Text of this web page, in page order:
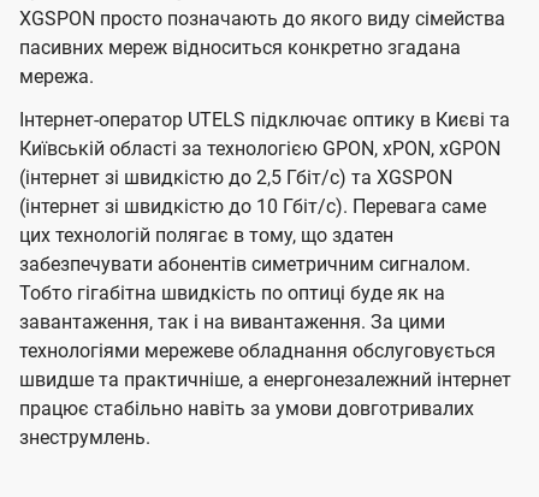
XGSPON просто позначають до якого виду сімейства
пасивних мереж відноситься конкретно згадана
мережа.
Інтернет-оператор UTELS підключає оптику в Києві та
Київській області за технологією GPON, xPON, xGPON
(інтернет зі швидкістю до 2,5 Гбіт/с) та XGSPON
(інтернет зі швидкістю до 10 Гбіт/с). Перевага саме
цих технологій полягає в тому, що здатен
забезпечувати абонентів симетричним сигналом.
Тобто гігабітна швидкість по оптиці буде як на
завантаження, так і на вивантаження. За цими
технологіями мережеве обладнання обслуговується
швидше та практичніше, а енергонезалежний інтернет
працює стабільно навіть за умови довготривалих
знеструмлень.